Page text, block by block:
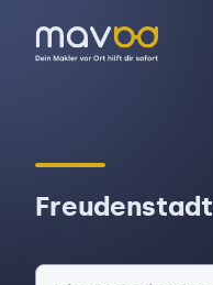
Freudenstadt